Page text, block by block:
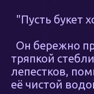
"Пусть букет
Он бережно
тряпкой
лепестков,
её чистой